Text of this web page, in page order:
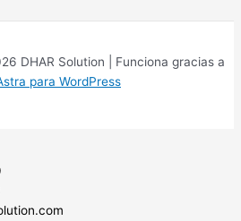
DHAR Solution | Funciona gracias a
para WordPress